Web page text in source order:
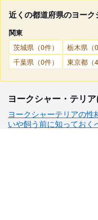
近くの都道府県のヨー
関東
茨城県（0件）
栃木県（0
千葉県（0件）
東京都（4
ヨークシャー・テリ
ヨークシャーテリアの
いや飼う前に知っておく